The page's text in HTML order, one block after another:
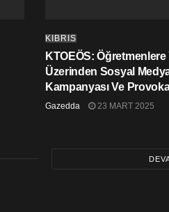
KIBRIS
KTOEÖS:
Üzerinden Sosyal
Kampanyası Ve
Gazedda 23 MART 2025